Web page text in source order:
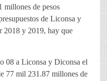
millones de pesos
de Liconsa y
2018 y 2019, hay que
08 a Liconsa y Diconsa el
77 mil 231.87 millones de